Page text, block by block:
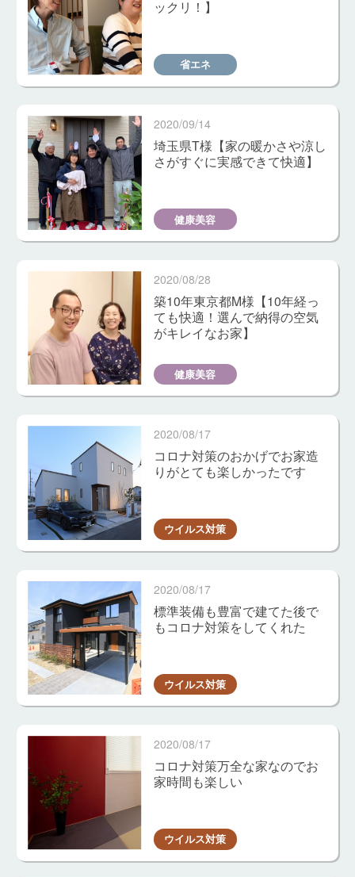
ックリ！】
省エネ
2020/09/14
埼玉県T様【家の暖かさや涼し
さがすぐに実感できて快適】
健康美容
2020/08/28
築10年東京都M様【10年経っ
ても快適！選んで納得の空気
がキレイなお家】
健康美容
2020/08/17
コロナ対策のおかげでお家造
りがとても楽しかったです
ウイルス対策
2020/08/17
標準装備も豊富で建てた後で
もコロナ対策をしてくれた
ウイルス対策
2020/08/17
コロナ対策万全な家なのでお
家時間も楽しい
ウイルス対策